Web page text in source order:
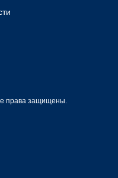
права защищены.